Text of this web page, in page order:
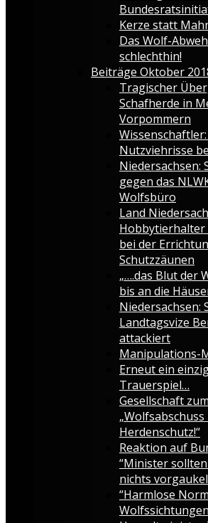
Kerze statt
Das Wolf-
schlechthin!
Beiträge Oktober
Tragischer
Schafherde in
Vorpommern
Nutzviehrisse
Niedersachsen:
gegen das
Wolfsbüro
Land
Hobbytierhalter
bei der
Schutzzäunen
„….das Blut der
bis an die
Niedersachsen:
Landtagsvize
attackiert
Manipulations-
Erneut ein
Trauerspiel…
Gesellschaft
Herdenschutz!“
Reaktion auf
“Minister
nichts
“Harmlose